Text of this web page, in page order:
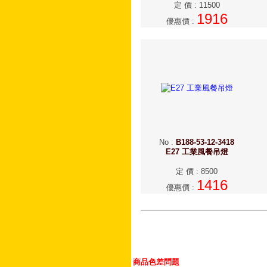
定 價: 11500
優惠價: 1916
No : B188-53-12-3418
E27 工業風餐吊燈
定 價 : 8500
優惠價: 1416
商品色差問題